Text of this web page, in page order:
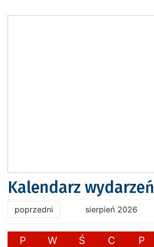
Kalendarz wydarzeń
poprzedni sierpień 2026
P W Ś C P